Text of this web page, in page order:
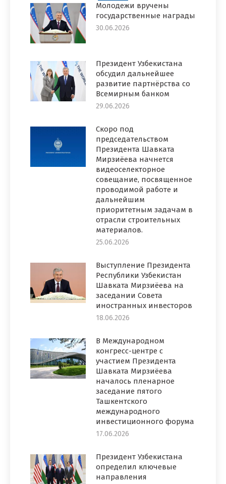
Молодежи вручены
государственные награды
30.06.2026
Президент Узбекистана
обсудил дальнейшее
развитие партнёрства со
Всемирным банком
29.06.2026
Скоро под
председательством
Президента Шавката
Мирзиёева начнется
видеоселекторное
совещание, посвященное
проводимой работе и
дальнейшим
приоритетным задачам в
отрасли строительных
материалов.
25.06.2026
Выступление Президента
Республики Узбекистан
Шавката Мирзиёева на
заседании Совета
иностранных инвесторов
18.06.2026
В Международном
конгресс-центре с
участием Президента
Шавката Мирзиёева
началось пленарное
заседание пятого
Ташкентского
международного
инвестиционного форума
17.06.2026
Президент Узбекистана
определил ключевые
направления